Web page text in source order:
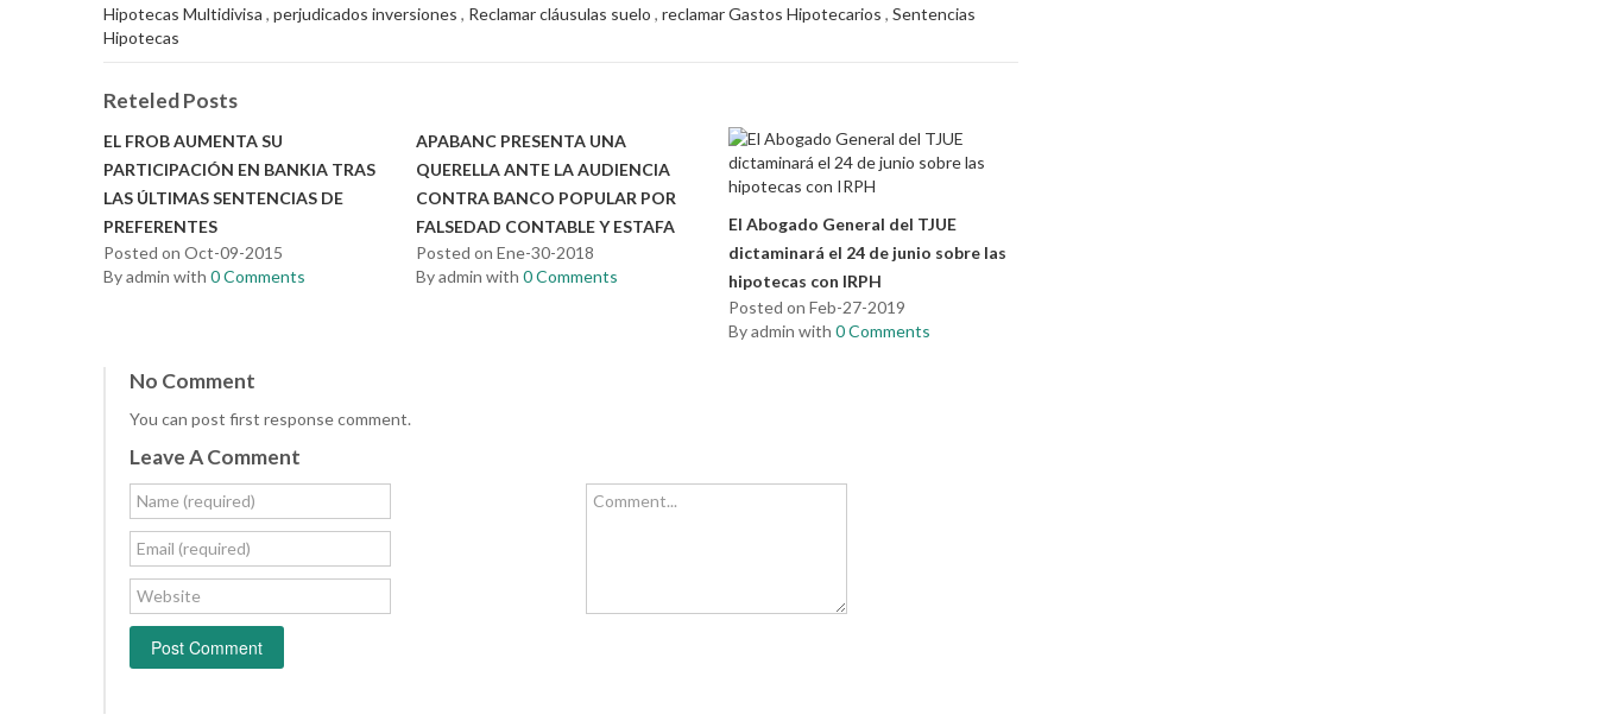
Hipotecas Multidivisa , perjudicados inversiones , Reclamar cláusulas suelo , reclamar Gastos Hipotecarios , Sentencias
Hipotecas
Reteled Posts
EL FROB AUMENTA SU
PARTICIPACIÓN EN BANKIA TRAS
LAS ÚLTIMAS SENTENCIAS DE
PREFERENTES
Posted on Oct-09-2015
By admin with 0 Comments
APABANC PRESENTA UNA
QUERELLA ANTE LA AUDIENCIA
CONTRA BANCO POPULAR POR
FALSEDAD CONTABLE Y ESTAFA
Posted on Ene-30-2018
By admin with0 Comments
El Abogado General del TJUE
dictaminará el 24 de junio sobre las
hipotecas con IRPH
Posted on Feb-27-2019
By admin with0 Comments
No Comment
You can post first response comment.
Leave A Comment
Name (required)
Email (required)
Website
Comment...